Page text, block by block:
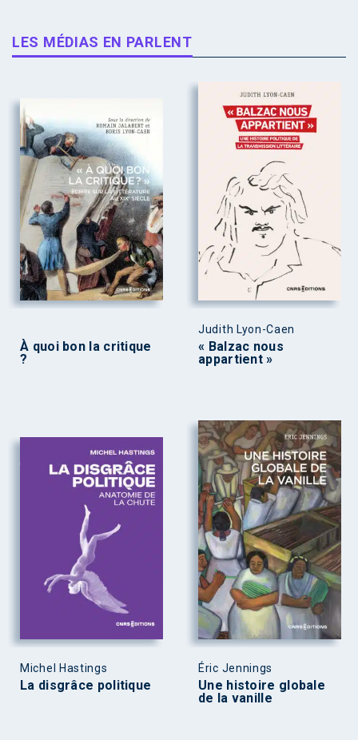
LES MÉDIAS EN PARLENT
À quoi bon la critique
?
Judith Lyon-Caen
« Balzac nous
appartient »
Michel Hastings
La disgrâce politique
Éric Jennings
Une histoire globale
de la vanille